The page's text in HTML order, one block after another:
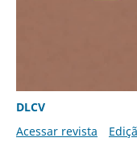
DLCV
Acessar revista